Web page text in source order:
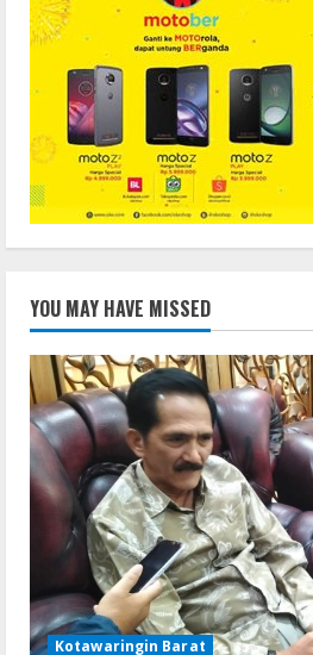
YOU MAY HAVE MISSED
Kotawaringin Barat